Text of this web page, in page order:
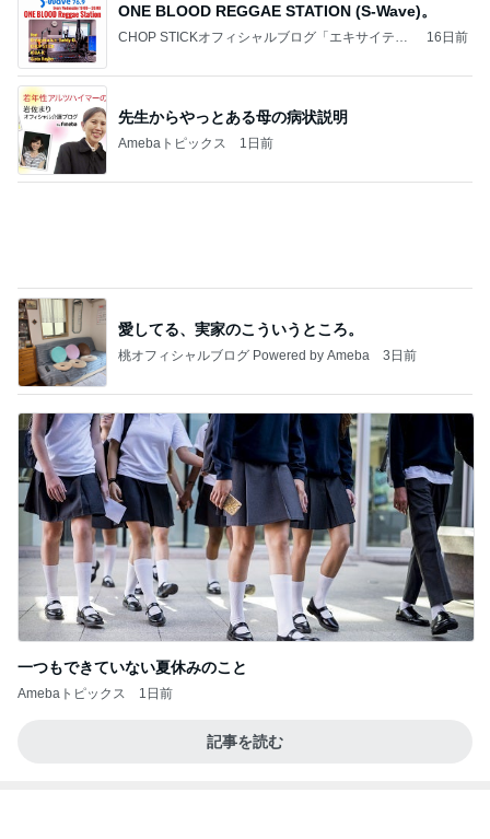
ONE BLOOD REGGAE STATION (S-Wave)。
CHOP STICKオフィシャルブログ「エキサイティ
16日前
先生からやっとある母の病状説明
Amebaトピックス 1日前
愛してる、実家のこういうところ。
桃オフィシャルブログ Powered by Ameba 3日前
一つもできていない夏休みのこと
Amebaトピックス 1日前
記事を読む